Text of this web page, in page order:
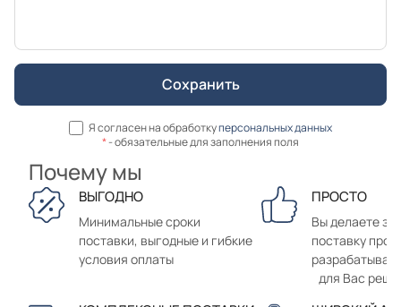
Я согласен на обработкуперсональных данных
*- обязательные для заполнения поля
Почему мы
ВЫГОДНО
Минимальные сроки
поставки, выгодные и гибкие
условия оплаты
ПРОСТО
Вы делаете
поставку
для Вас